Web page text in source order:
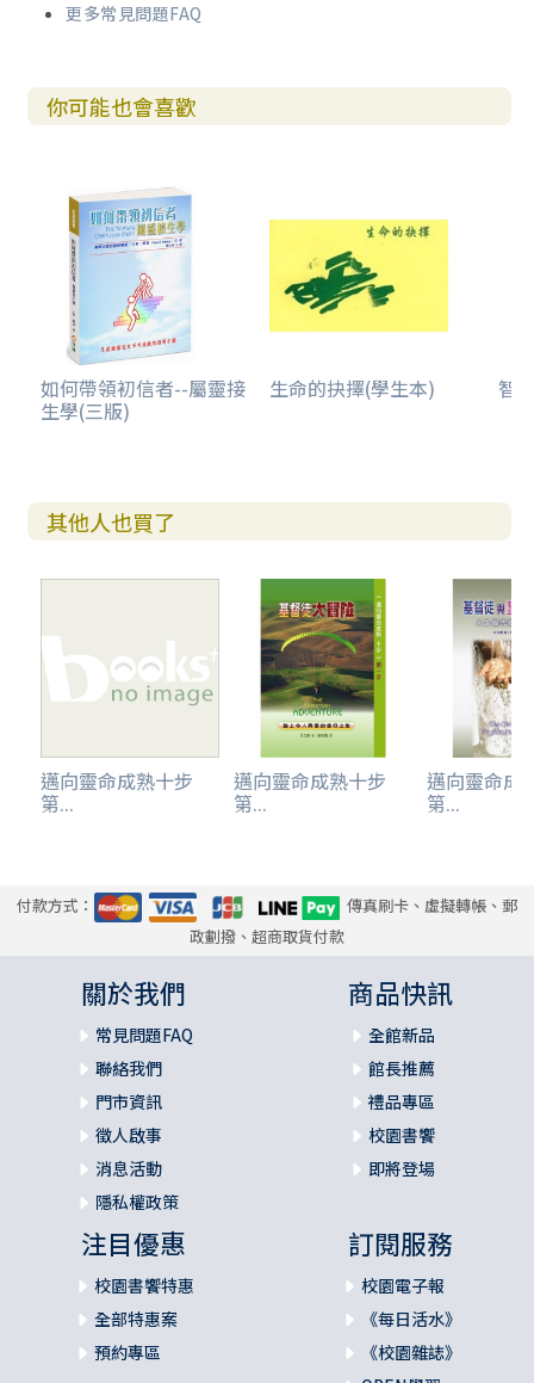
更多常見問題FAQ
你可能也會喜歡
如何帶領初信者--屬靈接
生學(三版)
生命的抉擇(學生本) 智
其他人也買了
邁向靈命成熟十步
第...
邁向靈命成熟十步
第...
邁向靈命成
第...
付款方式：
傳真刷卡、虛擬轉帳、郵
政劃撥、超商取貨付款
關於我們
常見問題FAQ
聯絡我們
門市資訊
徵人啟事
消息活動
隱私權政策
商品快訊
全館新品
館長推薦
禮品專區
校園書饗
即將登場
注目優惠
校園書饗特惠
全部特惠案
預約專區
訂閱服務
校園電子報
《每日活水》
《校園雜誌》